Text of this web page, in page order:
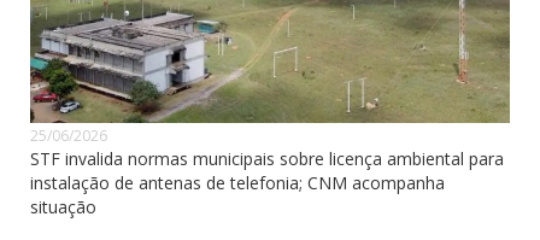
25/06/2026
STF invalida normas municipais sobre licença ambiental para
instalação de antenas de telefonia; CNM acompanha
situação